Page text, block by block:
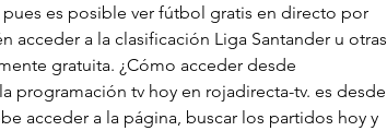
pues es posible ver fútbol gratis en directo por
acceder a la clasificación Liga Santander u otras
gratuita. ¿Cómo acceder desde
programación tv hoy en rojadirecta-tv. es desde
acceder a la página, buscar los partidos hoy y